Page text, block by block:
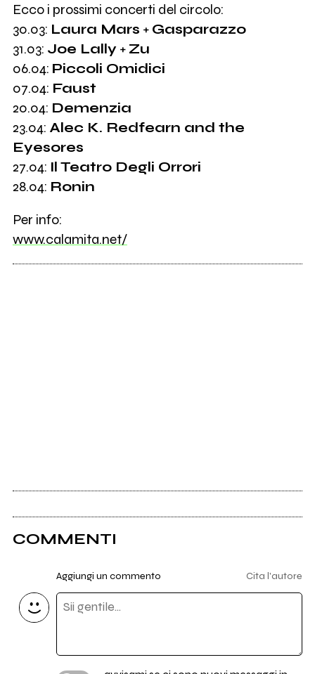
Ecco i prossimi concerti del circolo:
30.03: Laura Mars + Gasparazzo
31.03: Joe Lally+ Zu
06.04: Piccoli Omidici
07.04: Faust
20.04: Demenzia
23.04: Alec K. Redfearn and the
Eyesores
27.04: Il Teatro Degli Orrori
28.04: Ronin
Per info:
www.calamita.net/
COMMENTI
Aggiungi un commento Cita l'autore